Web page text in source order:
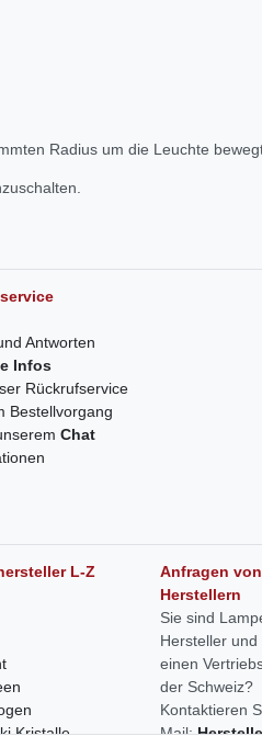
Radius um die Leuchte
Antworten
Infos
Rückrufservice
Bestellvorgang
Chat
L-Z
Kristalle
Anfragen von
Herstellern
Sie sind
Hersteller und
einen
der Schweiz?
Kontaktieren
Mail: